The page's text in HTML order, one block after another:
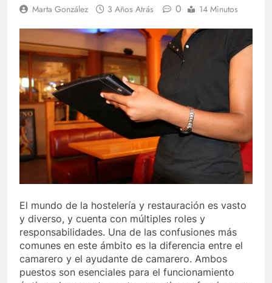
Marta González 3 Años Atrás 0 14 Minutos
El mundo de la hostelería y restauración es vasto
y diverso, y cuenta con múltiples roles y
responsabilidades. Una de las confusiones más
comunes en este ámbito es la diferencia entre el
camarero y el ayudante de camarero. Ambos
puestos son esenciales para el funcionamiento